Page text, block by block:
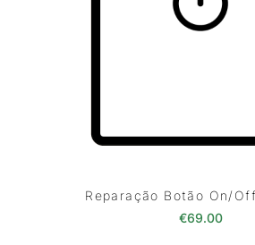
Reparação Botão On/
€69.00